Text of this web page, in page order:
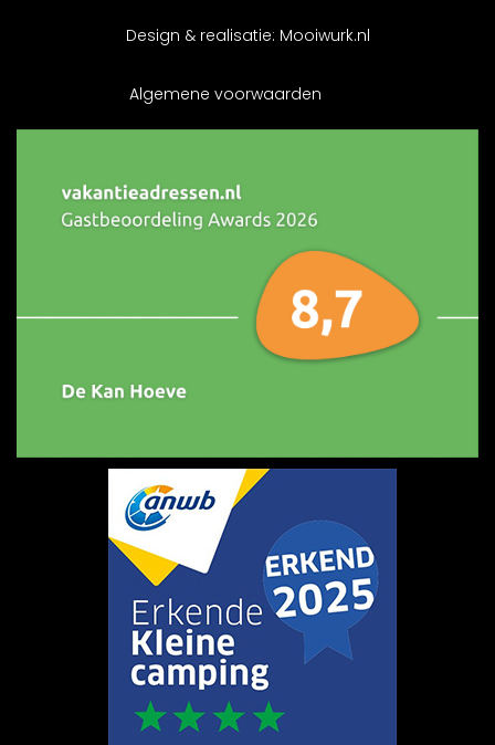
Design & realisatie: Mooiwurk.nl
Algemene voorwaarden